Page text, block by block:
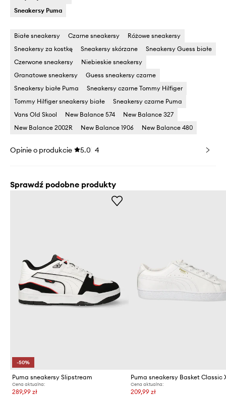
Sneakersy Puma
Białe sneakersy Czarne sneakersy
Różowe sneakersy
Sneakersy za kostkę
Sneakersy skórzane
Sneakersy Guess białe
Czerwone sneakersy
Niebieskie sneakersy
Granatowe sneakersy
Guess sneakersy czarne
Sneakersy białe Puma
Sneakersy czarne Tommy Hilfiger
Tommy Hilfiger sneakersy białe
Sneakersy czarne Puma
Vans Old Skool
New Balance 574
New Balance 327
New Balance 2002R
New Balance 1906 New Balance 480
Opinie o produkcie 5.0 4
Sprawdź podobne produkty
-50%
Puma sneakersy Slipstream
Cena aktualna:
289,99 zł
Puma sneakersy Basket Classic
Cena aktualna:
209,99 zł